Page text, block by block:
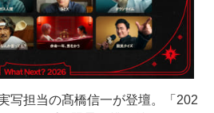
写担当の髙橋信一が登壇。「202